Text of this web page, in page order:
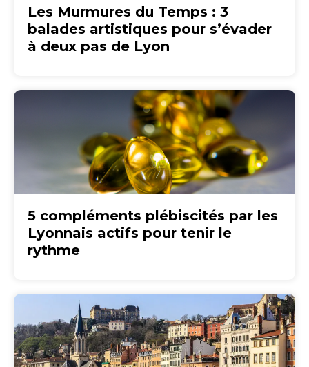
Les Murmures du Temps : 3
balades artistiques pour s’évader
à deux pas de Lyon
5 compléments plébiscités par les
Lyonnais actifs pour tenir le
rythme